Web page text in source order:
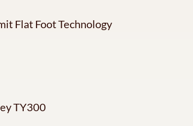
Flat Foot Technology
TY300